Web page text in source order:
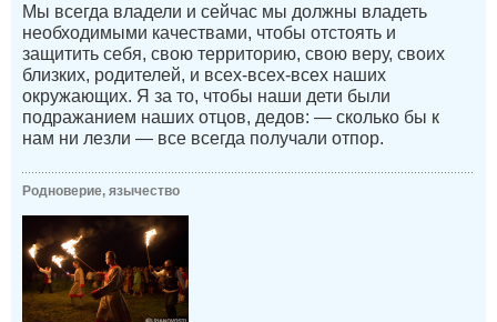
Мы всегда владели и сейчас мы должны владеть
необходимыми качествами, чтобы отстоять и
защитить себя, свою территорию, свою веру, своих
близких, родителей, и всех-всех-всех наших
окружающих. Я за то, чтобы наши дети были
подражанием наших отцов, дедов: — сколько бы к
нам ни лезли — все всегда получали отпор.
Родноверие, язычество